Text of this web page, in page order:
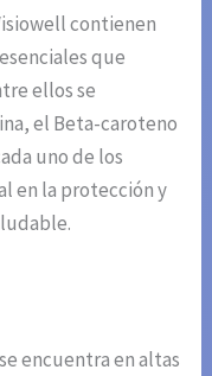
contienen
que
ellos se
el Beta-caroteno
uno de los
en la protección y
encuentra en altas